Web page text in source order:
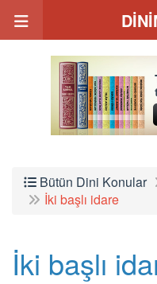
Bütün Dini Konular
İki başlı idare
İki başlı